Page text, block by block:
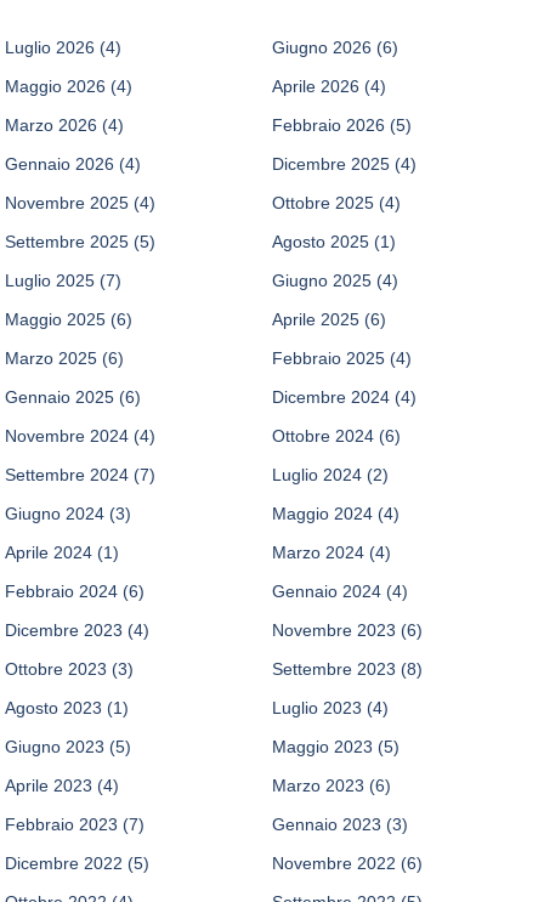
Luglio 2026 (4) Giugno 2026 (6)
Maggio 2026 (4) Aprile 2026 (4)
Marzo 2026 (4) Febbraio 2026 (5)
Gennaio 2026 (4) Dicembre 2025 (4)
Novembre 2025 (4) Ottobre 2025 (4)
Settembre 2025 (5) Agosto 2025 (1)
Luglio 2025 (7) Giugno 2025 (4)
Maggio 2025 (6) Aprile 2025 (6)
Marzo 2025 (6) Febbraio 2025 (4)
Gennaio 2025 (6) Dicembre 2024 (4)
Novembre 2024 (4) Ottobre 2024 (6)
Settembre 2024 (7) Luglio 2024 (2)
Giugno 2024 (3) Maggio 2024 (4)
Aprile 2024 (1) Marzo 2024 (4)
Febbraio 2024 (6) Gennaio 2024 (4)
Dicembre 2023 (4) Novembre 2023 (6)
Ottobre 2023 (3) Settembre 2023 (8)
Agosto 2023 (1) Luglio 2023 (4)
Giugno 2023 (5) Maggio 2023 (5)
Aprile 2023 (4) Marzo 2023 (6)
Febbraio 2023 (7) Gennaio 2023 (3)
Dicembre 2022 (5) Novembre 2022 (6)